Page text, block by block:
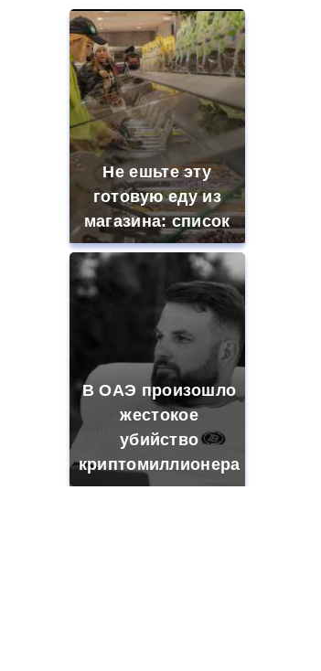
Не ешьте эту
готовую еду из
магазина: список
В ОАЭ произошло
жестокое
убийство
криптомиллионера